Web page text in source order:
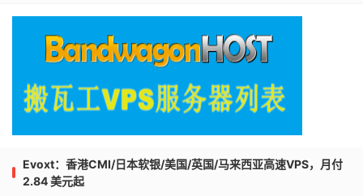
Evoxt：香港CMI/日本软银/美国/英国/马来西亚高速VPS，月付
2.84 美元起